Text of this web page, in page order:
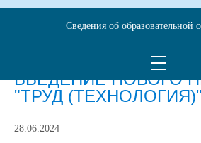
ВВЕДЕНИЕ НОВОГО
"ТРУД (ТЕХНОЛОГИЯ)"
28.06.2024
Сведения об образовательной